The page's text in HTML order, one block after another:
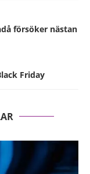
försöker nästan
Friday